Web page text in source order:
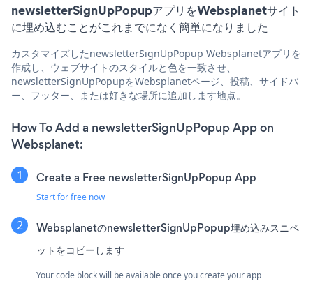
newsletterSignUpPopupアプリをWebsplanetサイト
に埋め込むことがこれまでになく簡単になりました
カスタマイズしたnewsletterSignUpPopup Websplanetアプリを
作成し、ウェブサイトのスタイルと色を一致させ、
newsletterSignUpPopupをWebsplanetページ、投稿、サイドバ
ー、フッター、または好きな場所に追加します地点。
How To Add a newsletterSignUpPopup App on
Websplanet:
Create a Free newsletterSignUpPopup App
Start for free now
WebsplanetのnewsletterSignUpPopup埋め込みスニペ
ットをコピーします
Your code block will be available once you create your app